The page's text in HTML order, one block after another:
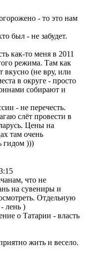
- то это нам
был - не забудет.
как-то меня в 2011
режима. Там как
вкусно (не вру, или
в округе - просто
собирают и
- не перечесть.
слёт провести в
Цены на
там очень
гидом )))
что не
на сувениры и
Отдельную
лень )
о Татарии - власть
жить и весело.